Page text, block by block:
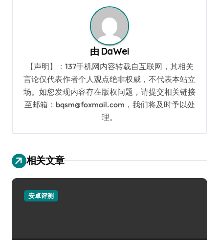
由 DaWei
【声明】：137手机网内容转载自互联网，其相关
言论仅代表作者个人观点绝非权威，不代表本站立
场。如您发现内容存在版权问题，请提交相关链接
至邮箱：bqsm@foxmail.com，我们将及时予以处
理。
相关文章
安卓评测